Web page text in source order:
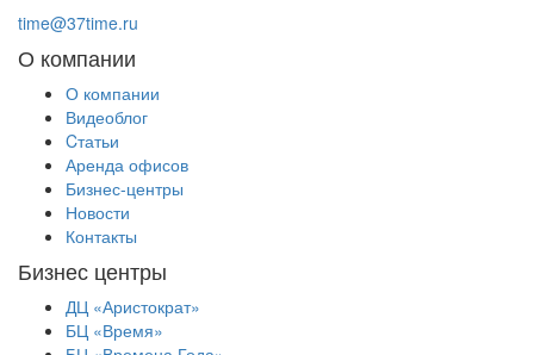
time@37time.ru
О компании
О компании
Видеоблог
Cтатьи
Аренда офисов
Бизнес-центры
Новости
Контакты
Бизнес центры
ДЦ «Аристократ»
БЦ «Время»